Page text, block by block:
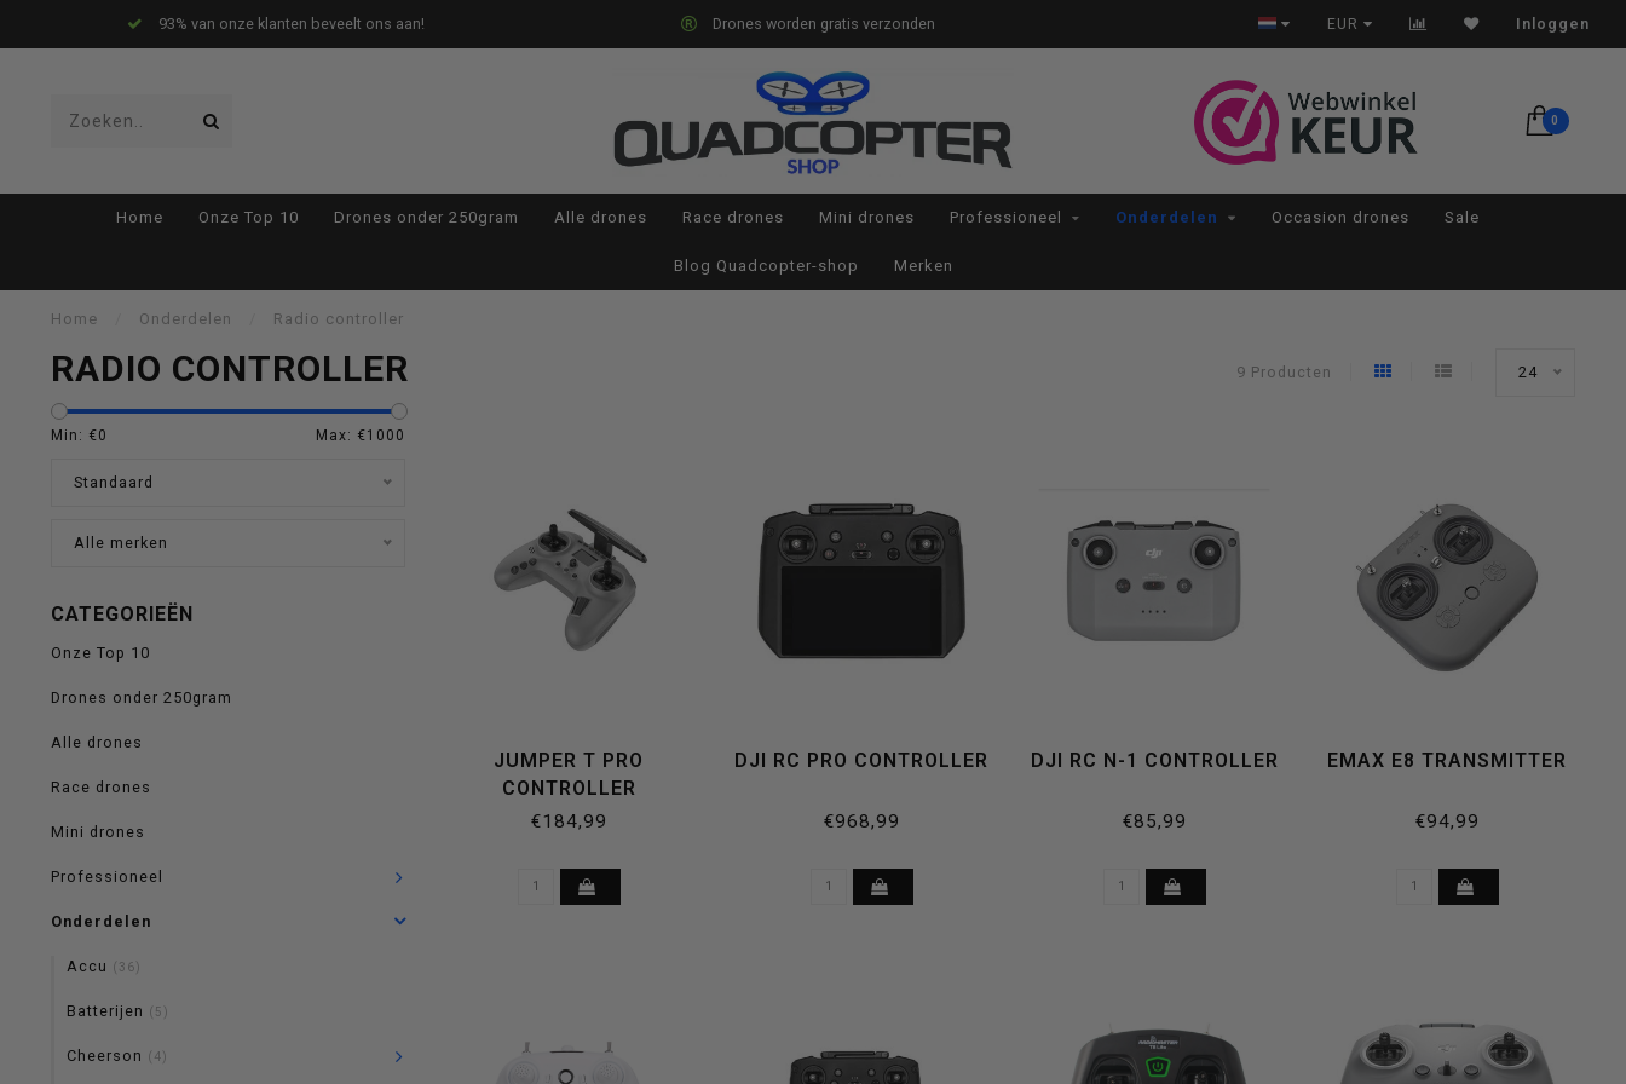
93% van onze klanten beveelt ons aan! Drones worden gratis verzonden Op werkdagen voor 22:00 besteld, morgen in huis*
EUR Inloggen
pijltjes
0
Home Onze Top 10 Drones onder 250gram Alle drones Race drones Mini drones Professioneel Onderdelen Occasion drones Sale
Blog Quadcopter-shop Merken
Home Onderdelen Radio controller
RADIO CONTROLLER 9 Producten 24
Min: €0 Max: €1000
Standaard
Alle merken
CATEGORIEËN
Onze Top 10
Drones onder 250gram
Alle drones
Race drones
Mini drones
Professioneel
Onderdelen
Accu (36)
Batterijen (5)
Cheerson (4)
JUMPER T PRO
CONTROLLER
€184,99
DJI RC PRO CONTROLLER
€968,99
DJI RC N-1 CONTROLLER
€85,99
EMAX E8 TRANSMITTER
€94,99